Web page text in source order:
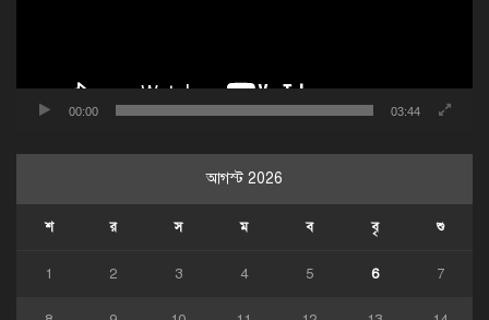
00:00 03:44
আগস্ট 2026
শ র স ম ব বৃ শু
1 2 3 4 5 6 7